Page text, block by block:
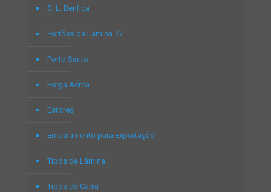
S. L. Benfica
Portões de Lâmina 77
Porto Santo
Força Aérea
Estores
Embalamento para Exportação
Tipos de Lâmina
Tipos de Caixa